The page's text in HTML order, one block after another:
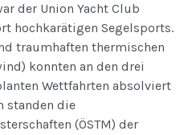
der Union Yacht Club
hochkarätigen Segelsports.
traumhaften thermischen
konnten an den drei
Wettfahrten absolviert
standen die
(ÖSTM) der